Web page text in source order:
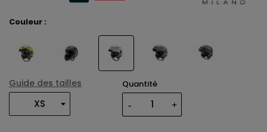
Couleur :
Guide des tailles Quantité